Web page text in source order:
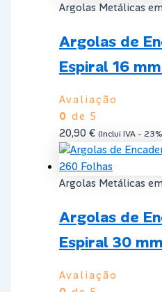
Argolas Metálicas
Argolas de
Espiral 16
Avaliação
0 de 5
20,90€ (Inclui IVA -
Argolas Metálicas
Argolas de
Espiral 30
Avaliação